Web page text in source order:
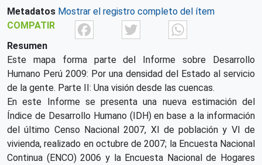
Metadatos Mostrar el registro completo del ítem
COMPATIR
FacebookTwitter
Resumen
Este mapa forma parte del Informe sobre Desarrollo
Humano Perú 2009: Por una densidad del Estado al servicio
de la gente. Parte II: Una visión desde las cuencas.
En este Informe se presenta una nueva estimación del
Índice de Desarrollo Humano (IDH) en base a la información
del último Censo Nacional 2007, XI de población y VI de
vivienda, realizado en octubre de 2007; la Encuesta Nacional
Continua (ENCO) 2006 y la Encuesta Nacional de Hogares